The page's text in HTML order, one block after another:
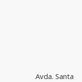
Avda. Santa